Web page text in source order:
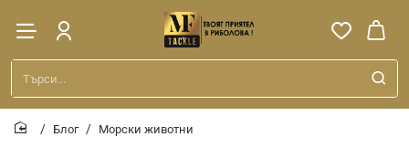
Търси...
Блог Морски животни